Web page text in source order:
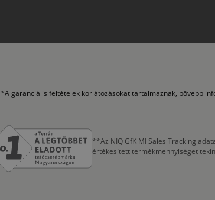
*A garanciális feltételek korlátozásokat tartalmaznak, bővebb
**Az NIQ GfK MI Sales Tracking
értékesített termékmennyiséget